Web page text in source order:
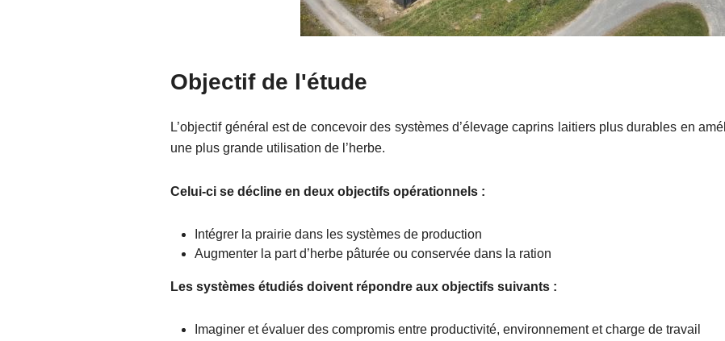
Objectif de l'étude
L’objectif général est de concevoir des systèmes d’élevage caprins laitiers plus durables en
une plus grande utilisation de l’herbe.
Celui-ci se décline en deux objectifs opérationnels :
Intégrer la prairie dans les systèmes de production
Augmenter la part d’herbe pâturée ou conservée dans la ration
Les systèmes étudiés doivent répondre aux objectifs suivants :
Imaginer et évaluer des compromis entre productivité, environnement et charge de travail